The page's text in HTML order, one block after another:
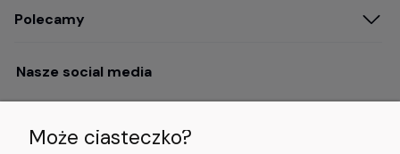
Polecamy
Nasze social media
Opinie i wyróżnienia
Może ciasteczko?